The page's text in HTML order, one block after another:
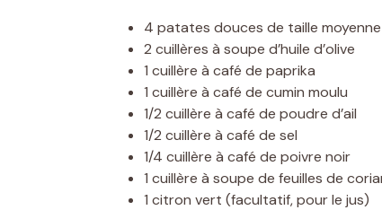
4 patates douces de taille moyenne
2 cuillères à soupe d’huile d’olive
1 cuillère à café de paprika
1 cuillère à café de cumin moulu
1/2 cuillère à café de poudre d’ail
1/2 cuillère à café de sel
1/4 cuillère à café de poivre noir
1 cuillère à soupe de feuilles de
1 citron vert (facultatif, pour le jus)